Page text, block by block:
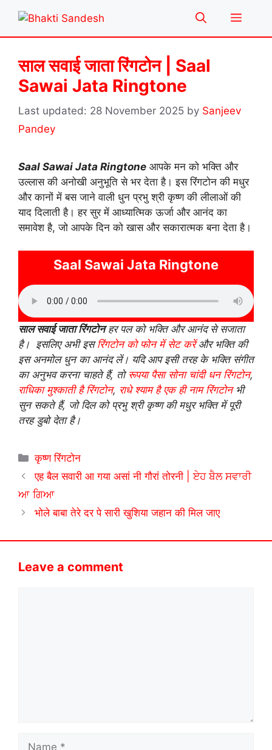
content
Menu
साल सवाई जाता रिंगटोन | Saal
Sawai Jata Ringtone
28 November 2025 by Sanjeev
Pandey
Saal Sawai Jata Ringtone आपके मन को भक्ति और
उल्लास की अनोखी अनुभूति से भर देता है। इस रिंगटोन की मधुर
और कानों में बस जाने वाली धुन प्रभु श्री कृष्ण की लीलाओं की
याद दिलाती है। हर सुर में आध्यात्मिक ऊर्जा और आनंद का
समावेश है, जो आपके दिन को खास और सकारात्मक बना देता है।
Saal Sawai Jata Ringtone
साल सवाई जाता रिंगटोनहर पल को भक्ति और आनंद से सजाता
है। इसलिए अभी इसरिंगटोन को फोन में सेट करेंऔर भक्ति की
इस अनमोल धुन का आनंद लें। यदि आप इसी तरह के भक्ति संगीत
का अनुभव करना चाहते हैं, तो रूपया पैसा सोना चांदी धन रिंगटोन,
राधिका मुश्काती है रिंगटोन, राधे श्याम है एक ही नाम रिंगटोनभी
सुन सकते हैं, जो दिल को प्रभु श्री कृष्ण की मधुर भक्ति में पूरी
तरह डुबो देता है।
Categories
कृष्ण रिंगटोन
एह बैल सवारी आ गया असां नी गौरां तोरनी | ਏਹ ਬੈਲ ਸਵਾਰੀ
ਆ ਗਿਆ
भोले बाबा तेरे दर पे सारी खुशिया जहान की मिल जाए
Leave a comment
Name